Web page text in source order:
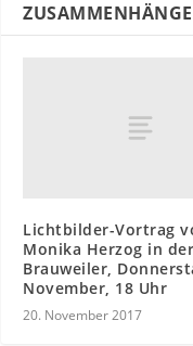
Lichtbilder-Vortrag
Monika Herzog in
Brauweiler,
November, 18 Uhr
20. November 2017